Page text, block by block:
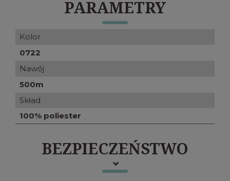
PARAMETRY
Kolor
0722
Nawój
500m
Skład
100% poliester
BEZPIECZEŃSTWO